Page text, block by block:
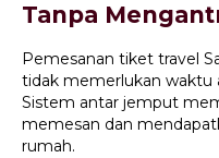
Tanpa
Pemesanan tiket travel
tidak memerlukan waktu
Sistem antar jemput
memesan dan
rumah.